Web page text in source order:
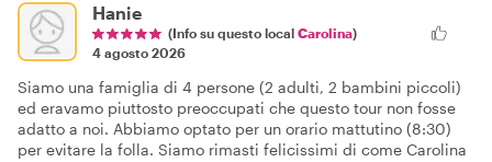
Hanie
(Info su questo local Carolina)
4 agosto 2026
Siamo una famiglia di 4 persone (2 adulti, 2 bambini piccoli)
ed eravamo piuttosto preoccupati che questo tour non fosse
adatto a noi. Abbiamo optato per un orario mattutino (8:30)
per evitare la folla. Siamo rimasti felicissimi di come Carolina